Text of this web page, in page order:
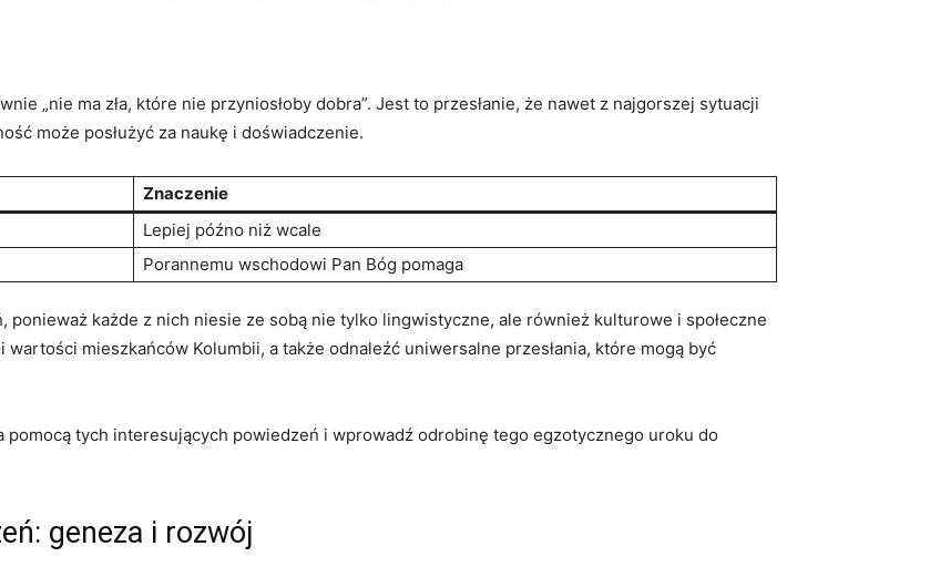
„nie ma zła, które⁢ nie ‍przyniosłoby ⁢dobra”.​ Jest to ​przesłanie, że nawet⁤ z‌ najgorszej⁣ sytuacji⁢
może posłużyć​ za naukę‍ i doświadczenie.
Znaczenie
Lepiej późno niż wcale
Porannemu wschodowi Pan ⁢Bóg pomaga
ponieważ każde z ‍nich niesie ze ​sobą‍ nie tylko‌ lingwistyczne,‍ ale ⁢również kulturowe i społeczne
mieszkańców Kolumbii, a także odnaleźć‌ uniwersalne przesłania, które mogą być
tych⁤ interesujących⁢ powiedzeń i wprowadź odrobinę tego⁤ egzotycznego uroku do
geneza i⁣ rozwój